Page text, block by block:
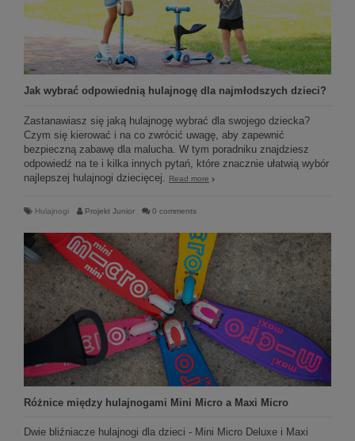
Jak wybrać odpowiednią hulajnogę dla najmłodszych dzieci?
Zastanawiasz się jaką hulajnogę wybrać dla swojego dziecka?
Czym się kierować i na co zwrócić uwagę, aby zapewnić
bezpieczną zabawę dla malucha. W tym poradniku znajdziesz
odpowiedź na te i kilka innych pytań, które znacznie ułatwią wybór
najlepszej hulajnogi dziecięcej. Read more
Hulajnogi Projekt Junior 0 comments
Różnice między hulajnogami Mini Micro a Maxi Micro
Dwie bliźniacze hulajnogi dla dzieci - Mini Micro Deluxe i Maxi